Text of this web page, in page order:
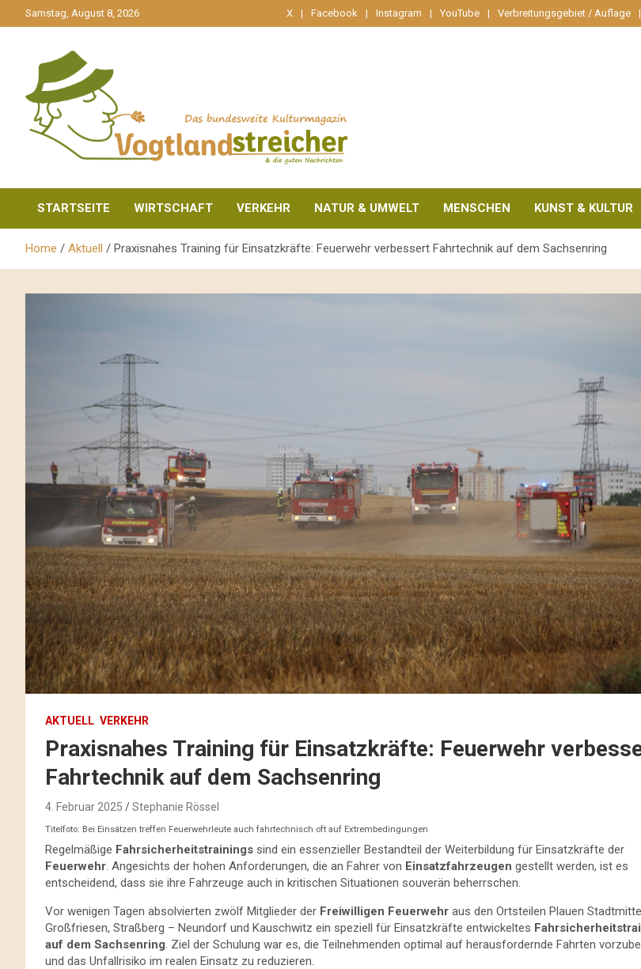
zum
Samstag, August 8, 2026 X Facebook Instagram YouTube Verbreitungsgebiet / Auflage
Vogtlandstreicher
STARTSEITE WIRTSCHAFT VERKEHR NATUR & UMWELT MENSCHEN KUNST & KULTUR
Home Aktuell Praxisnahes Training für Einsatzkräfte: Feuerwehr verbessert Fahrtechnik auf dem Sachsenring
AKTUELL VERKEHR
Praxisnahes Training für Einsatzkräfte: Feuerwehr
Fahrtechnik auf dem Sachsenring
4. Februar 2025 Stephanie Rössel
Titelfoto: Bei Einsätzen treffen Feuerwehrleute auch fahrtechnisch oft auf Extrembedingungen
Regelmäßige Fahrsicherheitstrainings sind ein essenzieller Bestandteil der Weiterbildung für Einsatzkräfte der
Feuerwehr . Angesichts der hohen Anforderungen, die an Fahrer von Einsatzfahrzeugen gestellt werden, ist es
entscheidend, dass sie ihre Fahrzeuge auch in kritischen Situationen souverän beherrschen.
Vor wenigen Tagen absolvierten zwölf Mitglieder der Freiwilligen Feuerwehr aus den Ortsteilen Plauen
Großfriesen, Straßberg – Neundorf und Kauschwitz ein speziell für Einsatzkräfte entwickeltes
auf dem Sachsenring . Ziel der Schulung war es, die Teilnehmenden optimal auf herausfordernde Fahrten
und das Unfallrisiko im realen Einsatz zu reduzieren.